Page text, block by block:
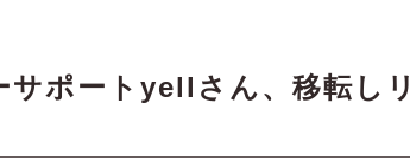
サポートyellさん、移転しリ